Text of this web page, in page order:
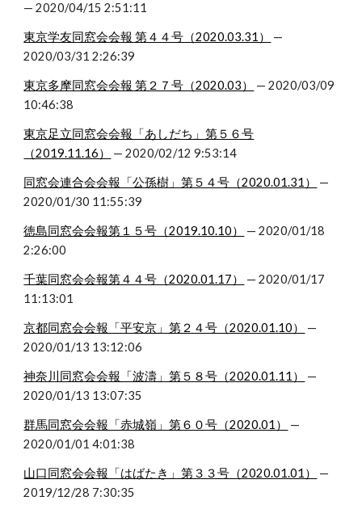
— 2020/04/15 2:51:11
東京学友同窓会会報 第４４号（2020.03.31）
—
2020/03/31 2:26:39
東京多摩同窓会会報 第２７号（2020.03）
— 2020/03/09
10:46:38
東京足立同窓会会報「あしだち」第５６号
（2019.11.16）
— 2020/02/12 9:53:14
同窓会連合会会報「公孫樹」第５４号（2020.01.31）
—
2020/01/30 11:55:39
徳島同窓会会報第１５号（2019.10.10）
— 2020/01/18
2:26:00
千葉同窓会会報第４４号（2020.01.17）
— 2020/01/17
11:13:01
京都同窓会会報「平安京」第２４号（2020.01.10）
—
2020/01/13 13:12:06
神奈川同窓会会報「波濤」第５８号（2020.01.11）
—
2020/01/13 13:07:35
群馬同窓会会報「赤城嶺」第６０号（2020.01）
—
2020/01/01 4:01:38
山口同窓会会報「はばたき」第３３号（2020.01.01）
—
2019/12/28 7:30:35